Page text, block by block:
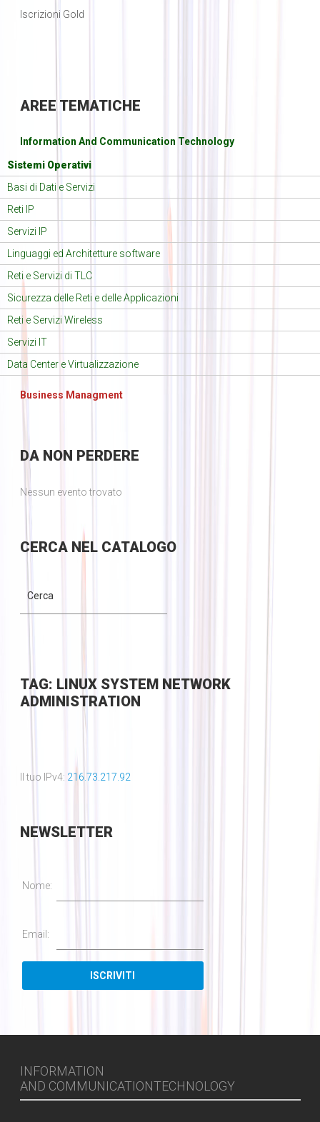
Iscrizioni Gold
AREE TEMATICHE
Information And Communication Technology
Sistemi Operativi
Basi di Dati e Servizi
Reti IP
Servizi IP
Linguaggi ed Architetture software
Reti e Servizi di TLC
Sicurezza delle Reti e delle Applicazioni
Reti e Servizi Wireless
Servizi IT
Data Center e Virtualizzazione
Business Managment
DANON PERDERE
Nessun evento trovato
CERCANEL CATALOGO
TAG: LINUX SYSTEM NETWORK
ADMINISTRATION
Il tuo IPv4: 216.73.217.92
NEWSLETTER
Nome:
Email:
INFORMATION
AND COMMUNICATIONTECHNOLOGY